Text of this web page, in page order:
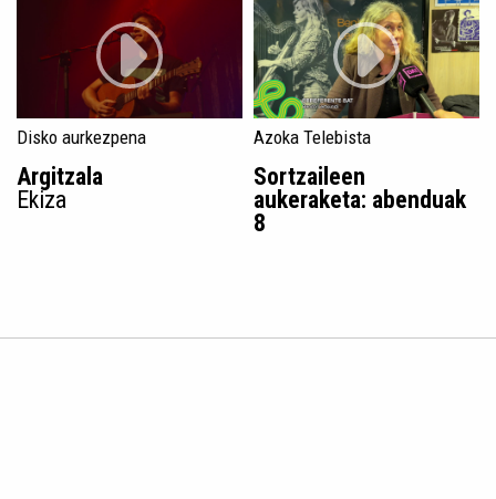
Disko aurkezpena
Argitzala
Ekiza
Azoka Telebista
Sortzaileen
aukeraketa: abenduak
8